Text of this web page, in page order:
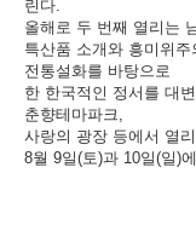
린다.
올해로 두 번째 열리는
특산품 소개와 흥미위
전통설화를 바탕으로
한 한국적인 정서를 대
춘향테마파크,
사랑의 광장 등에서 열
8월 9일(토)과 10일(일)